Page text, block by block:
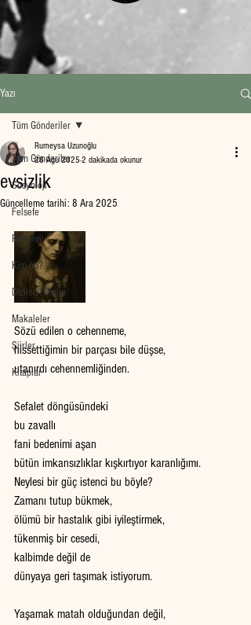
Yazı
Tüm Gönderiler
Sosyoloji
Felsefe
Psikoloji
Kim bu?
Diziler/Filmler
Makaleler
Şiirler
Kitaplar
Tüm Gönderiler
evsizlik
Rumeysa Uzunoğlu
28 Ağu 2025 2 dakikada okunur
Güncelleme tarihi: 8 Ara 2025
Sözü edilen o cehenneme,
hissettiğimin bir parçası bile düşse,
utanırdı cehennemliğinden.
Sefalet döngüsündeki
bu zavallı
fani bedenimi aşan
bütün imkansızlıklar kışkırtıyor karanlığımı.
Neylesi bir güç istenci bu böyle?
Zamanı tutup bükmek,
ölümü bir hastalık gibi iyileştirmek,
tükenmiş bir cesedi,
kalbimde değil de
dünyaya geri taşımak istiyorum.
Yaşamak matah olduğundan değil,